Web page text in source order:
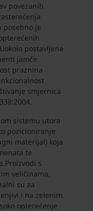
povezanih
je
postavljene
jamče
praznina
smjernica
sistemu utora
pozicioniranje
materijal) koja
te
s
veličinama,
su za
i na zelenim
opterećenje